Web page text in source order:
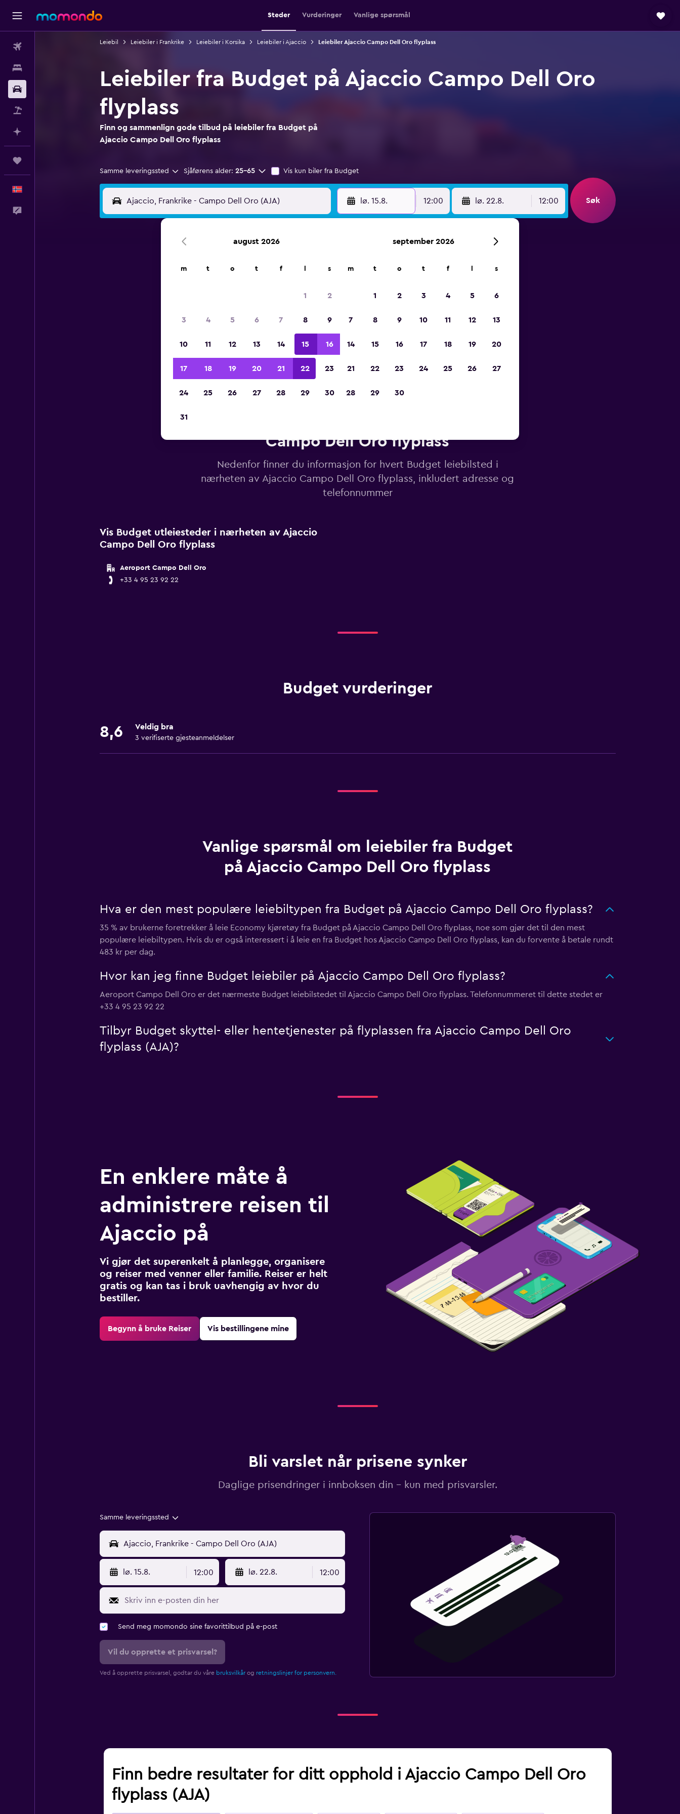
Steder Vurderinger Vanlige spørsmål
Leiebil Leiebiler i Frankrike Leiebiler i Korsika Leiebiler i Ajaccio Leiebiler Ajaccio Campo Dell Oro flyplass
Leiebiler fra Budget på Ajaccio Campo Dell Oro
flyplass
Finn og sammenlign gode tilbud på leiebiler fra Budget på
Ajaccio Campo Dell Oro flyplass
Samme leveringssted Sjåførens alder: 25–65 Vis kun biler fra Budget
lø. 15.8. 12:00 lø. 22.8. 12:00 Søk
2023
Campo Dell Oro flyplass
Nedenfor finner du informasjon for hvert Budget leiebilsted i
nærheten av Ajaccio Campo Dell Oro flyplass, inkludert adresse og
telefonnummer
Vis Budget utleiesteder i nærheten av Ajaccio
Campo Dell Oro flyplass
Aeroport Campo Dell Oro
+33 4 95 23 92 22
Budget vurderinger
8,6 Veldig bra
3 verifiserte gjesteanmeldelser
Vanlige spørsmål om leiebiler fra Budget
på Ajaccio Campo Dell Oro flyplass
Hva er den mest populære leiebiltypen fra Budget på Ajaccio Campo Dell Oro flyplass?
35 % av brukerne foretrekker å leie Economy kjøretøy fra Budget på Ajaccio Campo Dell Oro flyplass, noe som gjør det til den mest
populære leiebiltypen. Hvis du er også interessert i å leie en fra Budget hos Ajaccio Campo Dell Oro flyplass, kan du forvente å betale rundt
483 kr per dag.
Hvor kan jeg finne Budget leiebiler på Ajaccio Campo Dell Oro flyplass?
Aeroport Campo Dell Oro er det nærmeste Budget leiebilstedet til Ajaccio Campo Dell Oro flyplass. Telefonnummeret til dette stedet er
+33 4 95 23 92 22
Tilbyr Budget skyttel- eller hentetjenester på flyplassen fra Ajaccio Campo Dell Oro
flyplass (AJA)?
En enklere måte å
administrere reisen til
Ajaccio på
Vi gjør det superenkelt å planlegge, organisere
og reiser med venner eller familie. Reiser er helt
gratis og kan tas i bruk uavhengig av hvor du
bestiller.
Begynn å bruke Reiser Vis bestillingene mine
Bli varslet når prisene synker
Daglige prisendringer i innboksen din – kun med prisvarsler.
Samme leveringssted
lø. 15.8. 12:00 lø. 22.8. 12:00
Send meg momondo sine favorittilbud på e-post
Vil du opprette et prisvarsel?
Ved å opprette prisvarsel, godtar du våre bruksvilkårog retningslinjer for personvern.
Finn bedre resultater for ditt opphold i Ajaccio Campo Dell Oro
flyplass (AJA)
august 2026
m t o t f s
1 2
3 4 5 6 7 8 9
10 11 12 13 14 15 16
17 18 19 20 21 22 23
24 25 26 27 28 29 30
31
september 2026
m t o t f s
1 2 3 4 5 6
7 8 9 10 11 12 13
14 15 16 17 18 19 20
21 22 23 24 25 26 27
28 29 30